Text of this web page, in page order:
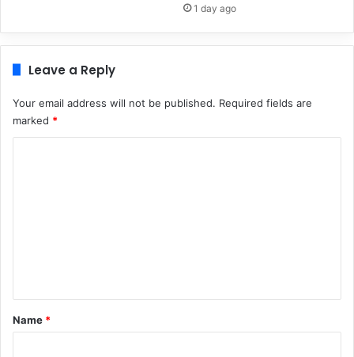
1 day ago
Leave a Reply
Your email address will not be published. Required fields are
marked *
*
Name *